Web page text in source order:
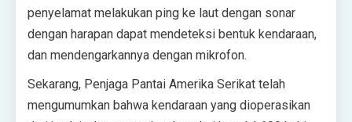
penyelamat melakukan ping ke laut dengan sonar
dengan harapan dapat mendeteksi bentuk kendaraan,
dan mendengarkannya dengan mikrofon.
Sekarang, Penjaga Pantai Amerika Serikat telah
mengumumkan bahwa kendaraan yang dioperasikan